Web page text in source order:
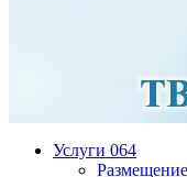
Услуги 064